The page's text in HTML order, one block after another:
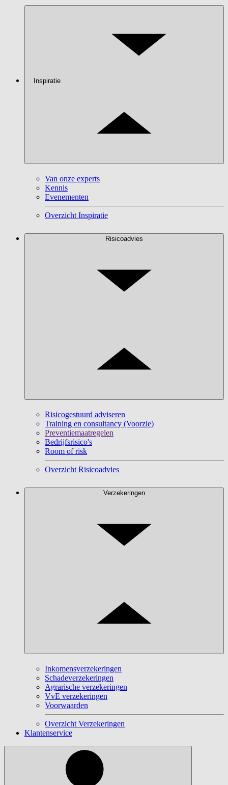
Inspiratie
Van onze experts
Kennis
Evenementen
Overzicht Inspiratie
Risicoadvies
Risicogestuurd adviseren
Training en consultancy (Voorzie)
Preventiemaatregelen
Bedrijfsrisico's
Room of risk
Overzicht Risicoadvies
Verzekeringen
Inkomensverzekeringen
Schadeverzekeringen
Agrarische verzekeringen
VvE verzekeringen
Voorwaarden
Overzicht Verzekeringen
Klantenservice